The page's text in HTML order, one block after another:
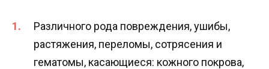
Различного рода повреждения, ушибы,
растяжения, переломы, сотрясения и
гематомы, касающиеся: кожного покрова,